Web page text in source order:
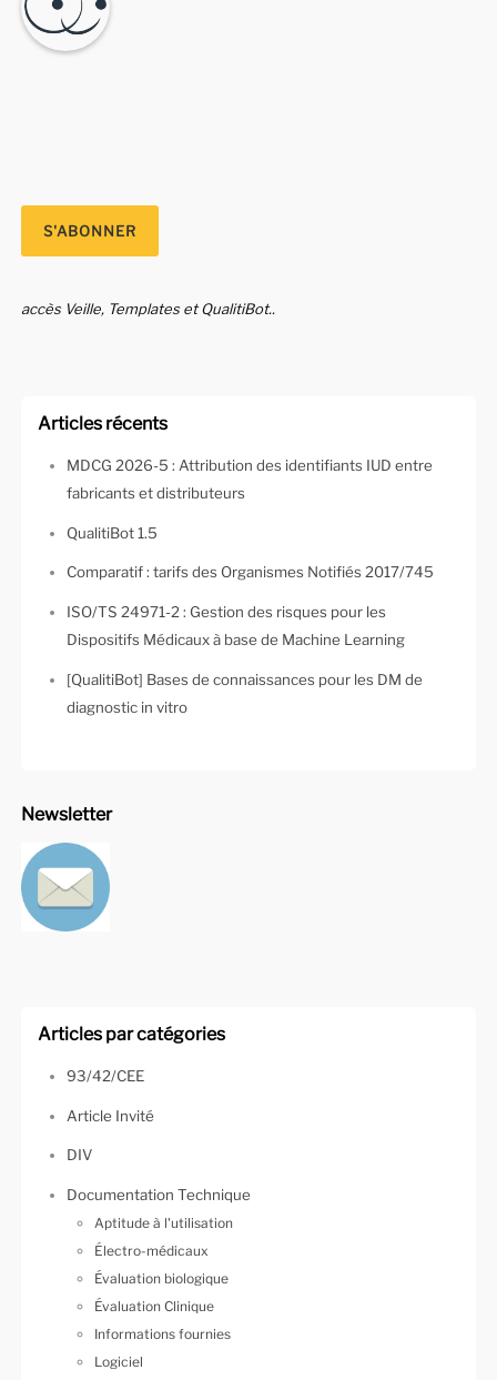
accès Veille, Templates et QualitiBot..
Articles récents
MDCG 2026-5 : Attribution des identifiants IUD entre
fabricants et distributeurs
QualitiBot 1.5
Comparatif : tarifs des Organismes Notifiés 2017/745
ISO/TS 24971-2 : Gestion des risques pour les
Dispositifs Médicaux à base de Machine Learning
[QualitiBot] Bases de connaissances pour les DM de
diagnostic in vitro
Newsletter
Articles par catégories
93/42/CEE
Article Invité
DIV
Documentation Technique
Aptitude à l'utilisation
Électro-médicaux
Évaluation biologique
Évaluation Clinique
Informations fournies
Logiciel